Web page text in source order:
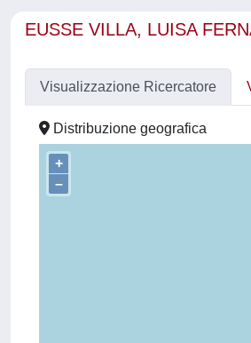
EUSSE VILLA, LUISA
Visualizzazione Ricercatore
Distribuzione geografica
+
–